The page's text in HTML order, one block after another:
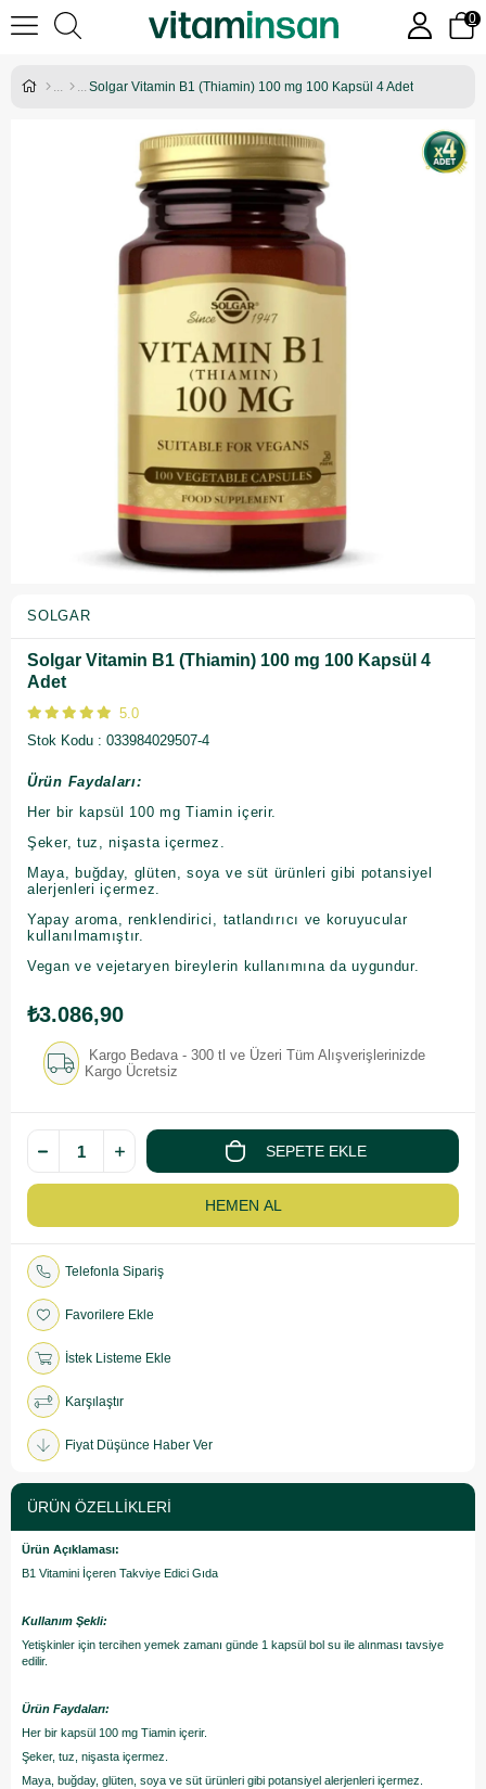
0
Solgar Vitamin B1 (Thiamin) 100 mg 100 Kapsül 4 Adet
SOLGAR
Solgar Vitamin B1 (Thiamin) 100 mg 100 Kapsül 4
Adet
5.0
Stok Kodu
033984029507-4
Ürün Faydaları:
Her bir kapsül 100 mg Tiamin içerir.
Şeker, tuz, nişasta içermez.
Maya, buğday, glüten, soya ve süt ürünleri gibi potansiyel
alerjenleri içermez.
Yapay aroma, renklendirici, tatlandırıcı ve koruyucular
kullanılmamıştır.
Vegan ve vejetaryen bireylerin kullanımına da uygundur.
₺3.086,90
Kargo Bedava - 300 tl ve Üzeri Tüm Alışverişlerinizde
Kargo Ücretsiz
Telefonla Sipariş
Favorilere Ekle
İstek Listeme Ekle
Karşılaştır
Fiyat Düşünce Haber Ver
ÜRÜN ÖZELLIKLERI
Ürün Açıklaması:
B1 Vitamini İçeren Takviye Edici Gıda
Kullanım Şekli:
Yetişkinler için tercihen yemek zamanı günde 1 kapsül bol su ile alınması tavsiye
edilir.
Ürün Faydaları:
Her bir kapsül 100 mg Tiamin içerir.
Şeker, tuz, nişasta içermez.
Maya, buğday, glüten, soya ve süt ürünleri gibi potansiyel alerjenleri içermez.